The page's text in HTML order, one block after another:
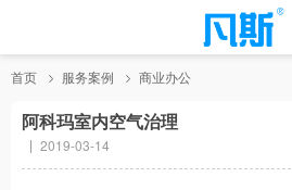
首页 服务案例 商业办公
阿科玛室内空气治理
2019-03-14